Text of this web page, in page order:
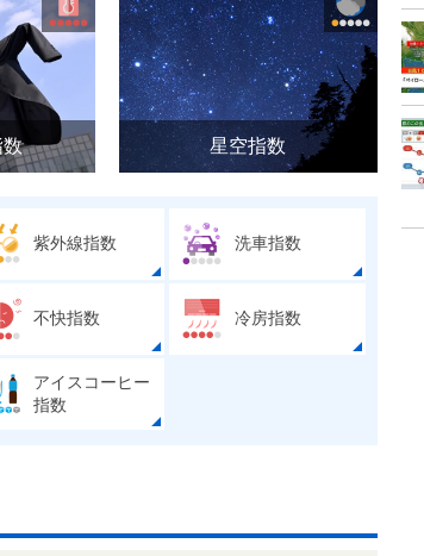
数 星空指数
紫外線指数 洗車指数
不快指数 冷房指数
アイスコーヒー
指数